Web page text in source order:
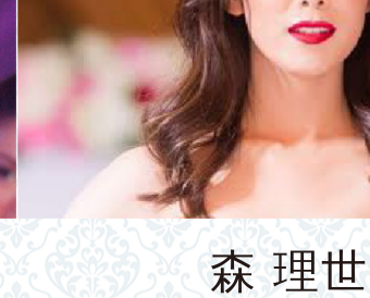
森 理世